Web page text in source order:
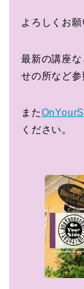
よろしくお願
最新の講座
せの所など参
また
ください。